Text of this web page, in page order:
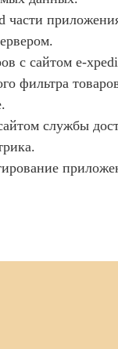
части
с сайтом e-
фильтра
службы